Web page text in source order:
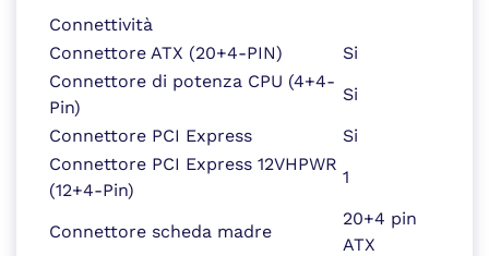
Connettività
Connettore ATX (20+4-PIN)
Si
Connettore di potenza CPU (4+4-
Pin)
Si
Connettore PCI Express
Si
Connettore PCI Express 12VHPWR
(12+4-Pin)
1
Connettore scheda madre
20+4 pin
ATX